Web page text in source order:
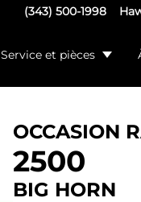
(343) 500-1998
Service et pièces
OCCASION
2500
BIG HORN